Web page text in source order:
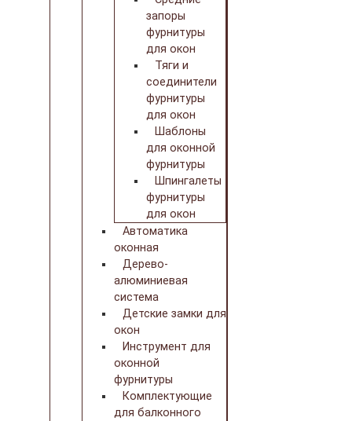
запоры
фурнитуры
для окон
Тяги и
соединители
фурнитуры
для окон
Шаблоны
для оконной
фурнитуры
Шпингалеты
фурнитуры
для окон
Автоматика
оконная
Дерево-
алюминиевая
система
Детские замки для
окон
Инструмент для
оконной
фурнитуры
Комплектующие
для балконного